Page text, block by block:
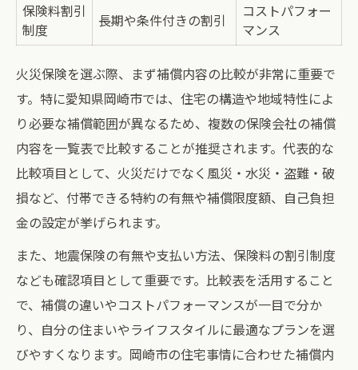
保険料割引
制度
長期や条件付きの割引
コストパフォー
マンス
火災保険を選ぶ際、まず補償内容の比較が非常に重要で
す。特に愛知県岡崎市では、住宅の構造や地域特性によ
り必要な補償範囲が異なるため、複数の保険会社の補償
内容を一覧表で比較することが推奨されます。代表的な
比較項目として、火災だけでなく風災・水災・盗難・破
損など、付帯できる特約の有無や補償限度額、自己負担
金の設定が挙げられます。
また、地震保険の有無や支払い方法、保険料の割引制度
なども確認項目として重要です。比較表を活用すること
で、補償の違いやコストパフォーマンスが一目で分か
り、自分の住まいやライフスタイルに最適なプランを選
びやすくなります。岡崎市の住宅事情に合わせた補償内